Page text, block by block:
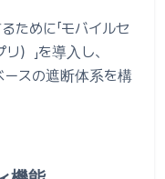
ために「モバイルセ
）」を導入し、
スの遮断体系を構